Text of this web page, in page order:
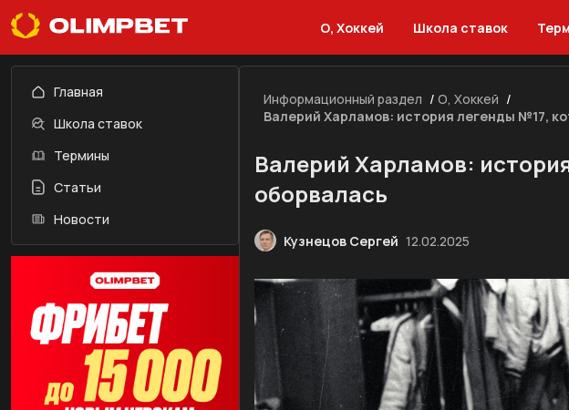
О, Хоккей Школа ставок
Главная
Школа ставок
Термины
Статьи
Новости
Информационный раздел / О, Хоккей /
Валерий Харламов: история легенды №17,
Валерий Харламов:
оборвалась
Кузнецов Сергей 12.02.2025